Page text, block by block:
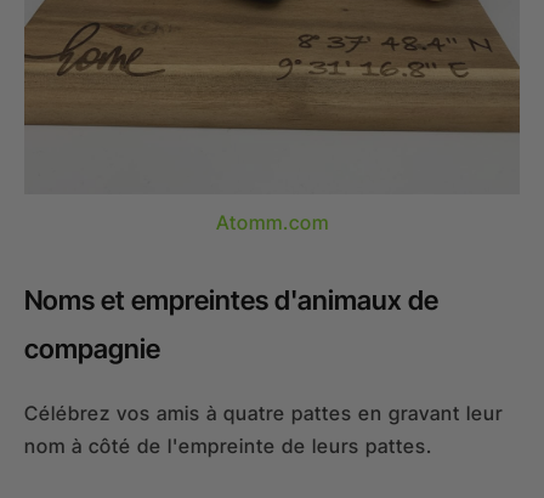
Atomm.com
Noms et empreintes d'animaux de
compagnie
Célébrez vos amis à quatre pattes en gravant leur
nom à côté de l'empreinte de leurs pattes.